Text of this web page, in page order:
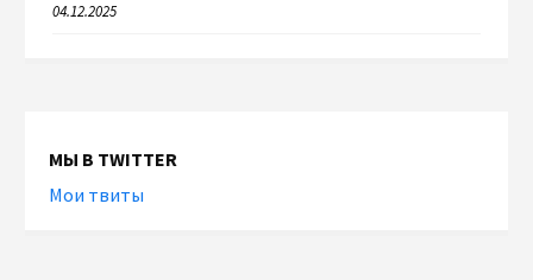
04.12.2025
МЫ В TWITTER
Мои твиты